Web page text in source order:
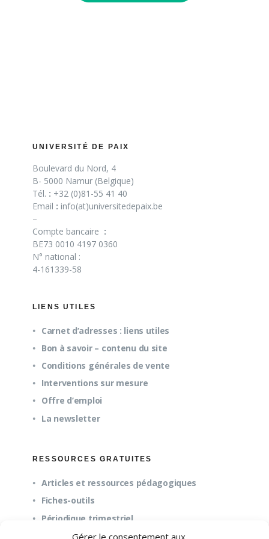
Gérer le consentement aux
UNIVERSITÉ DE PAIX
Boulevard du Nord, 4
B- 5000 Namur (Belgique)
Tél. : +32 (0)81-55 41 40
Email : info(at)universitedepaix.be
–
Compte bancaire :
BE73 0010 4197 0360
N° national :
4-161339-58
LIENS UTILES
Carnet d’adresses : liens utiles
Bon à savoir – contenu du site
Conditions générales de vente
Interventions sur mesure
Offre d’emploi
La newsletter
RESSOURCES GRATUITES
Articles et ressources pédagogiques
Fiches-outils
Périodique trimestriel